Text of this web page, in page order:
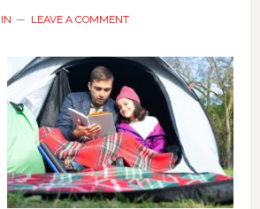
LEAVE A COMMENT